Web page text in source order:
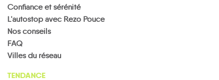
Confiance et sérénité
L'autostop avec Rezo Pouce
Nos conseils
FAQ
Villes du réseau
TENDANCE